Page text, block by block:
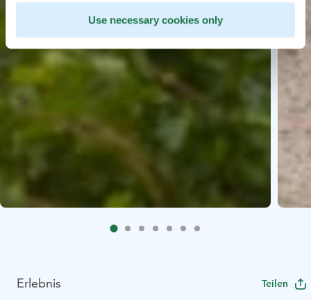
Use necessary cookies only
Erlebnis Teilen